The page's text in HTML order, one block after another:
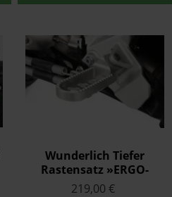
Wunderlich Tiefer
Rastensatz »ERGO-
COMFORT« - silber
219,00 €